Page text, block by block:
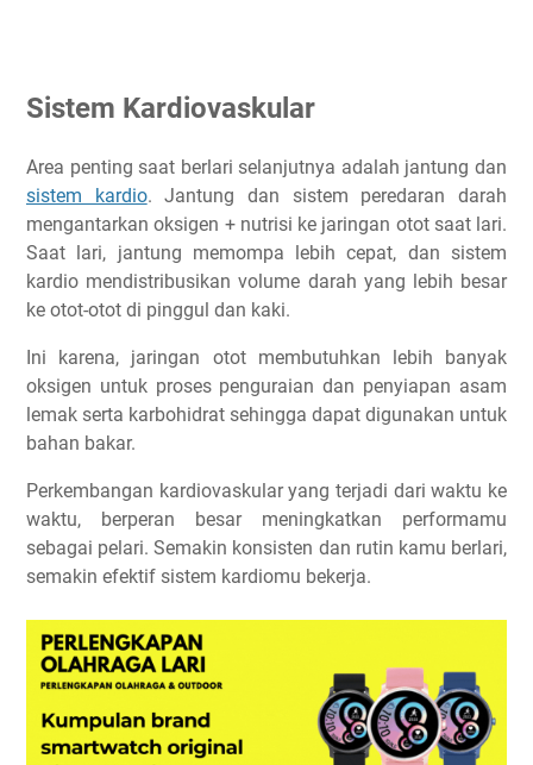
Sistem Kardiovaskular
Area penting saat berlari selanjutnya adalah jantung dan
sistem kardio. Jantung dan sistem peredaran darah
mengantarkan oksigen + nutrisi ke jaringan otot saat lari.
Saat lari, jantung memompa lebih cepat, dan sistem
kardio mendistribusikan volume darah yang lebih besar
ke otot-otot di pinggul dan kaki.
Ini karena, jaringan otot membutuhkan lebih banyak
oksigen untuk proses penguraian dan penyiapan asam
lemak serta karbohidrat sehingga dapat digunakan untuk
bahan bakar.
Perkembangan kardiovaskular yang terjadi dari waktu ke
waktu, berperan besar meningkatkan performamu
sebagai pelari. Semakin konsisten dan rutin kamu berlari,
semakin efektif sistem kardiomu bekerja.